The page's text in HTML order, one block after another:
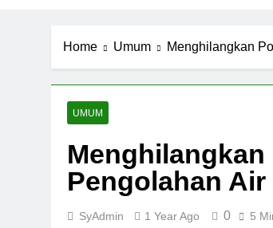
Home Umum Menghilangkan
UMUM
Pengolahan Air
SyAdmin 1 Year Ago 0 5